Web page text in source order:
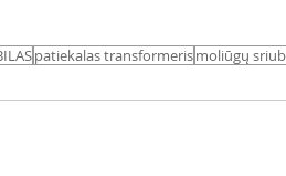
patiekalas transformerismoliūgų